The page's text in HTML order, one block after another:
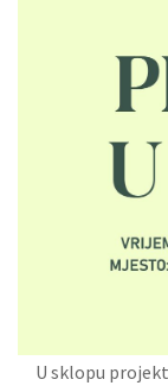
U sklopu